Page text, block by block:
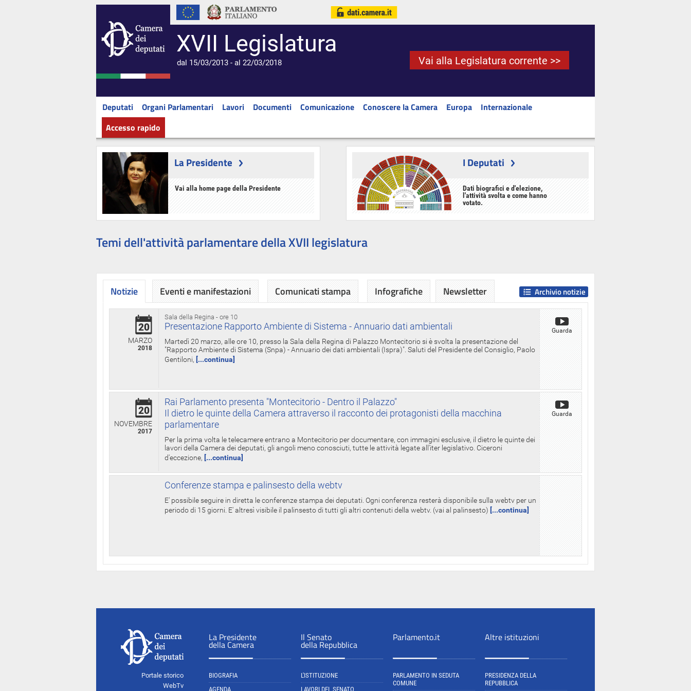
XVII Legislatura
dal 15/03/2013 - al 22/03/2018 Vai alla Legislatura corrente >>
Deputati Organi Parlamentari Lavori Documenti Comunicazione Conoscere la Camera Europa
Internazionale
Accesso rapido
La Presidente
Vai alla home page della Presidente
I Deputati
Dati biografici e d'elezione,
l'attività svolta e come hanno
votato.
Temi dell'attività parlamentare della XVII legislatura
Notizie
Sala della Regina - ore 10
20
MARZO
2018
Presentazione Rapporto Ambiente di Sistema - Annuario dati ambientali
Martedì 20 marzo, alle ore 10, presso la Sala della Regina di Palazzo Montecitorio si è svolta la presentazione del
"Rapporto Ambiente di Sistema (Snpa) - Annuario dei dati ambientali (Ispra)". Saluti del Presidente del Consiglio, Paolo
Gentiloni, [...continua]
Guarda
20
NOVEMBRE
2017
Rai Parlamento presenta "Montecitorio - Dentro il Palazzo"
Il dietro le quinte della Camera attraverso il racconto dei protagonisti della macchina
parlamentare
Per la prima volta le telecamere entrano a Montecitorio per documentare, con immagini esclusive, il dietro le quinte dei
lavori della Camera dei deputati, gli angoli meno conosciuti, tutte le attività legate all'iter legislativo. Ciceroni
d'eccezione, [...continua]
Guarda
Conferenze stampa e palinsesto della webtv
E' possibile seguire in diretta le conferenze stampa dei deputati. Ogni conferenza resterà disponibile sulla webtv per un
periodo di 15 giorni. E' altresì visibile il palinsesto di tutti gli altri contenuti della webtv. (vai al palinsesto) [...continua]
Archivio notizie
Eventi e manifestazioni Comunicati stampa Infografiche Newsletter
Portale storico
WebTv
La Presidente
della Camera
BIOGRAFIA
AGENDA
Il Senato
della Repubblica
L'ISTITUZIONE
LAVORI DEL SENATO
Parlamento.it
PARLAMENTO IN SEDUTA
COMUNE
Altre istituzioni
PRESIDENZA DELLA
REPUBBLICA